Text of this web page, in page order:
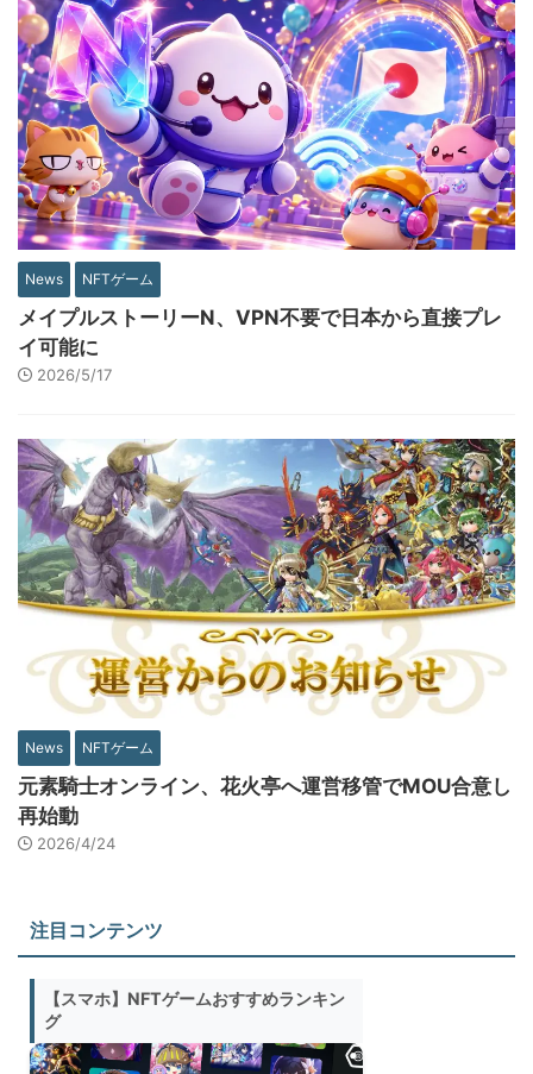
News NFTゲーム
メイプルストーリーN、VPN不要で日本から直接プレ
イ可能に
2026/5/17
News NFTゲーム
元素騎士オンライン、花火亭へ運営移管でMOU合意し
再始動
2026/4/24
注目コンテンツ
【スマホ】NFTゲームおすすめランキン
グ